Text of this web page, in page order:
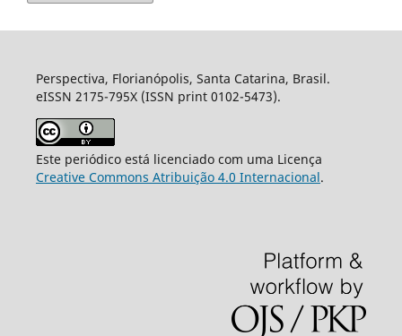
Perspectiva, Florianópolis, Santa Catarina, Brasil.
eISSN 2175-795X (ISSN print 0102-5473).
Este periódico está licenciado com uma Licença
Creative Commons Atribuição 4.0 Internacional.